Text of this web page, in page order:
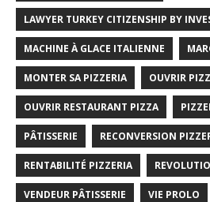
LAWYER TURKEY CITIZENSHIP BY
MACHINE À GLACE ITALIENNE
MONTER SA PIZZERIA OUVRIR
OUVRIR RESTAURANT PIZZA
PÂTISSERIE RECONVERSION
RENTABILITÉ PIZZERIA
VENDEUR PÂTISSERIE VIE PROLO